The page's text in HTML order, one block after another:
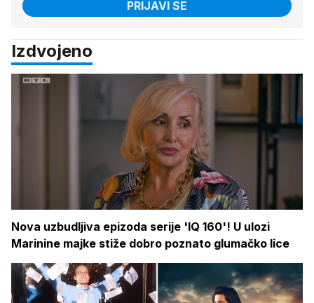
PRIJAVI SE
Izdvojeno
Nova uzbudljiva epizoda serije 'IQ 160'! U ulozi
Marinine majke stiže dobro poznato glumačko lice